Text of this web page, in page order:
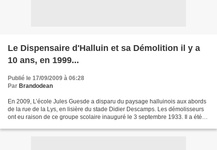
Le Dispensaire d'Halluin et sa Démolition il y a
10 ans, en 1999...
Publié le 17/09/2009 à 06:28
Par Brandodean
En 2009, L’école Jules Guesde a disparu du paysage halluinois aux abords
de la rue de la Lys, en lisière du stade Didier Descamps. Les démolisseurs
ont eu raison de ce groupe scolaire inauguré le 3 septembre 1933. Il a été